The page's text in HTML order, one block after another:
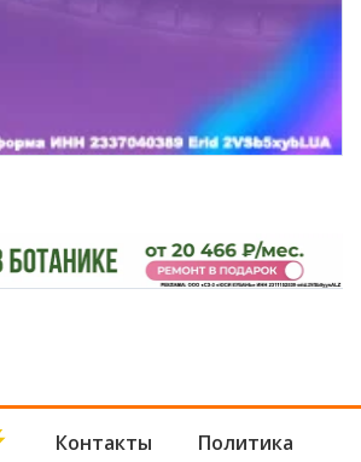
Контакты Политика